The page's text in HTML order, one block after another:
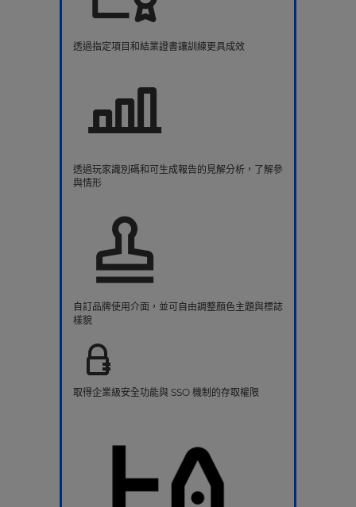
透過指定項目和結業證書讓訓練更具成效
透過玩家識別碼和可生成報告的見解分析，了解參
與情形
自訂品牌使用介面，並可自由調整顏色主題與標誌
樣貌
取得企業級安全功能與 SSO 機制的存取權限